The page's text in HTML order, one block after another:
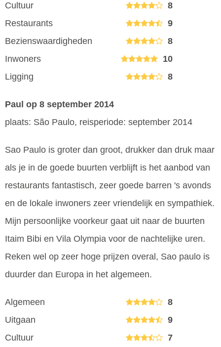
Cultuur
8
Restaurants
9
Bezienswaardigheden
8
Inwoners
10
Ligging
8
Paul op 8 september 2014
plaats: São Paulo, reisperiode: september 2014
Sao Paulo is groter dan groot, drukker dan druk maar
als je in de goede buurten verblijft is het aanbod van
restaurants fantastisch, zeer goede barren 's avonds
en de lokale inwoners zeer vriendelijk en sympathiek.
Mijn persoonlijke voorkeur gaat uit naar de buurten
Itaim Bibi en Vila Olympia voor de nachtelijke uren.
Reken wel op zeer hoge prijzen overal, Sao paulo is
duurder dan Europa in het algemeen.
Algemeen
8
Uitgaan
9
Cultuur
7